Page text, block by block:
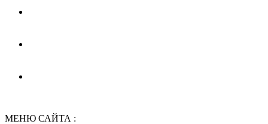
МЕНЮ САЙТА :